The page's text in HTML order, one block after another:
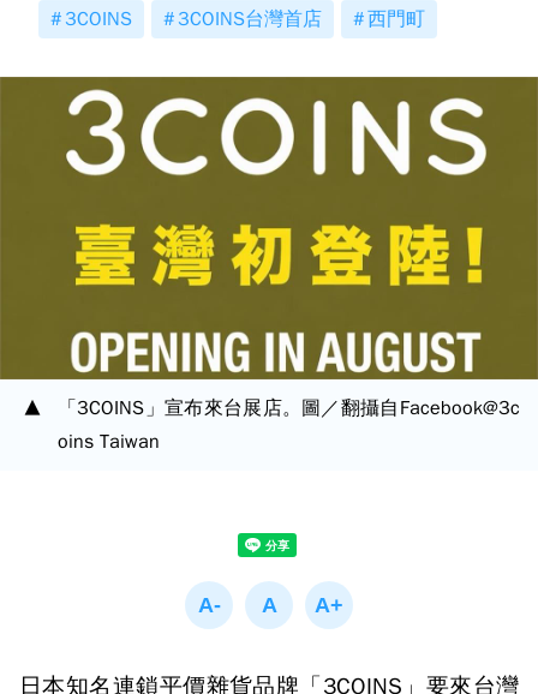
3COINS 3COINS台灣首店 西門町
「3COINS」宣布來台展店。圖／翻攝自Facebook@3c
oins Taiwan
日本知名連鎖平價雜貨品牌「3COINS」要來台灣